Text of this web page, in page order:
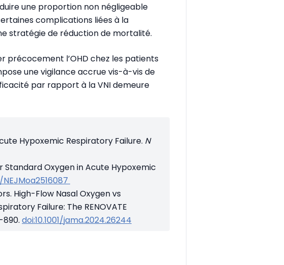
une proportion non négligeable
complications liées à la
stratégie de réduction de mortalité.
précocement l’OHD chez les patients
une vigilance accrue vis-à-vis de
par rapport à la VNI demeure
Hypoxemic Respiratory Failure. N
Standard Oxygen in Acute Hypoxemic
NEJMoa2516087
High-Flow Nasal Oxygen vs
Failure: The RENOVATE
890. doi:10.1001/jama.2024.26244